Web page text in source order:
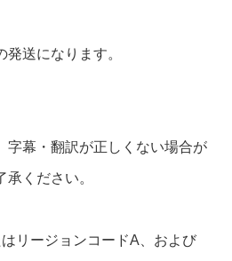
発送になります。
字幕・翻訳が正しくない場合が
ください。
リージョンコードA、および